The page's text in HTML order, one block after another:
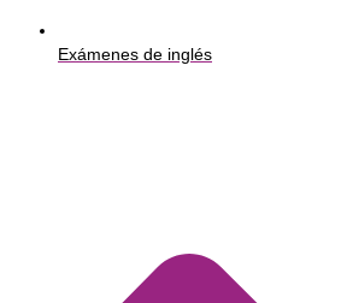
Exámenes de inglés